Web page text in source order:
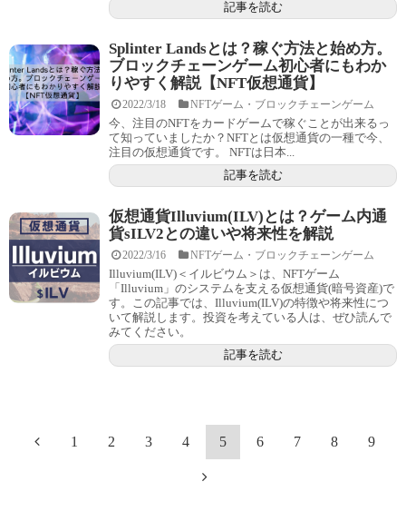
記事を読む
Splinter Landsとは？稼ぐ方法と始め方。
ブロックチェーンゲーム初心者にもわか
りやすく解説【NFT仮想通貨】
2022/3/18 NFTゲーム・ブロックチェーンゲーム
今、注目のNFTをカードゲームで稼ぐことが出来るっ
て知っていましたか？NFTとは仮想通貨の一種で今、
注目の仮想通貨です。 NFTは日本...
記事を読む
仮想通貨Illuvium(ILV)とは？ゲーム内通
貨sILV2との違いや将来性を解説
2022/3/16 NFTゲーム・ブロックチェーンゲーム
Illuvium(ILV)＜イルビウム＞は、NFTゲーム
「Illuvium」のシステムを支える仮想通貨(暗号資産)で
す。この記事では、Illuvium(ILV)の特徴や将来性につ
いて解説します。投資を考えている人は、ぜひ読んで
みてください。
記事を読む
1 2 3 4 5 6 7 8 9